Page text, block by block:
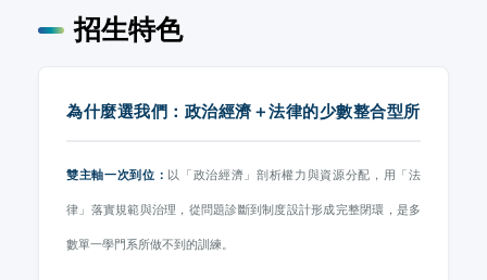
招生特色
為什麼選我們：政治經濟＋法律的少數整合型所
雙主軸一次到位： 以「政治經濟」剖析權力與資源分配，用「法
律」落實規範與治理，從問題診斷到制度設計形成完整閉環，是多
數單一學門系所做不到的訓練。